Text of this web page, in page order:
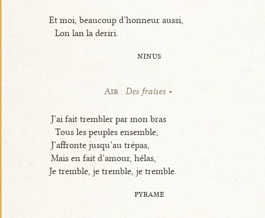
Et moi, beaucoup d’honneur aussi,
Lon lan la deriri.
ninus
Air : Des fraises
J’ai fait trembler par mon bras
Tous les peuples ensemble,
J’affronte jusqu’au trépas,
Mais en fait d’amour, hélas,
Je tremble, je tremble, je tremble.
pyrame